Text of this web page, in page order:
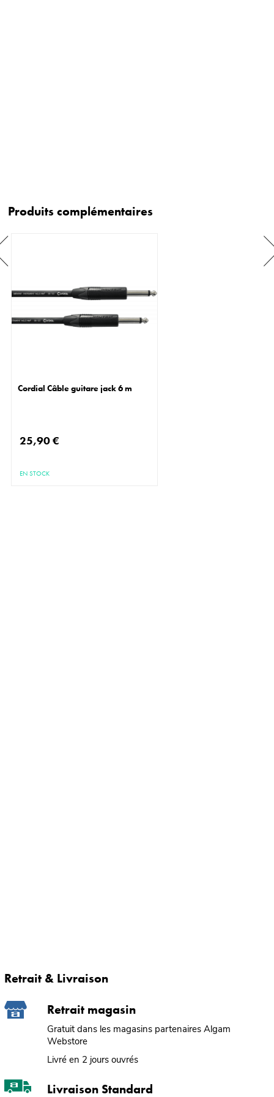
Produits complémentaires
Cordial Câble guitare jack 6 m
25,90 €
EN STOCK
Retrait & Livraison
Retrait magasin
Gratuit dans les magasins partenaires Algam
Webstore
Livré en 2 jours ouvrés
Livraison Standard